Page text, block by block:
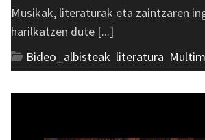
Musikak, literaturak eta zaintzaren
harilkatzen dute [...]
Bideo_albisteak literatura